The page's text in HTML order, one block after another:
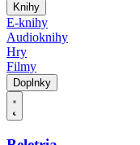
Knihy
E-knihy
Audioknihy
Hry
Filmy
Doplnky